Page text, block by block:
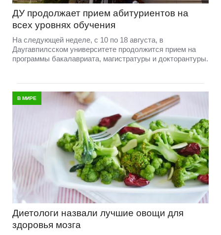
ДУ продолжает прием абитуриентов на
всех уровнях обучения
На следующей неделе, с 10 по 18 августа, в
Даугавпилсском университете продолжится прием на
программы бакалавриата, магистратуры и докторантуры.
В МИРЕ
Диетологи назвали лучшие овощи для
здоровья мозга